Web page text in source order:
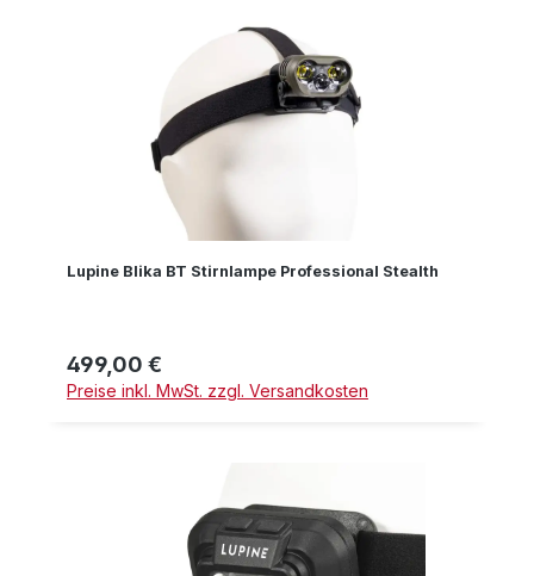
Lupine Blika BT Stirnlampe Professional Stealth
Regulärer Preis:
499,00 €
Preise inkl. MwSt. zzgl. Versandkosten